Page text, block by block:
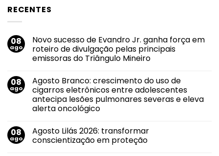
RECENTES
08
ago
Novo sucesso de Evandro Jr. ganha força em
roteiro de divulgação pelas principais
emissoras do Triângulo Mineiro
em
Novo
sucesso
de
Evandro
Jr.
em
roteiro
de
08
ago
Agosto Branco: crescimento do uso de
cigarros eletrônicos entre adolescentes
antecipa lesões pulmonares severas e eleva
alerta oncológico
em
Agosto
Branco:
08
ago
Agosto Lilás 2026: transformar
conscientização em proteção